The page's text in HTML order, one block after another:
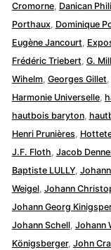
Cromorne, Danican
Porthaux, Dominique
Eugène Jancourt,
Frédéric Triebert, G.
Wihelm, Georges Gillet,
Harmonie Universelle,
hautbois baryton,
Henri Prunières,
J.F. Floth, Jacob
Baptiste LULLY,
Weigel, Johann
Johann Georg
Johann Schell, Johann
Königsberger, John